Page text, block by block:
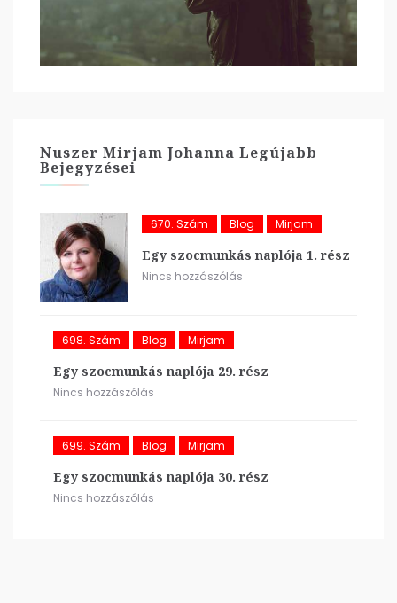
Nuszer Mirjam Johanna Legújabb
Bejegyzései
670. Szám Blog Mirjam
Egy szocmunkás naplója 1. rész
Nincs hozzászólás
698. Szám Blog Mirjam
Egy szocmunkás naplója 29. rész
Nincs hozzászólás
699. Szám Blog Mirjam
Egy szocmunkás naplója 30. rész
Nincs hozzászólás